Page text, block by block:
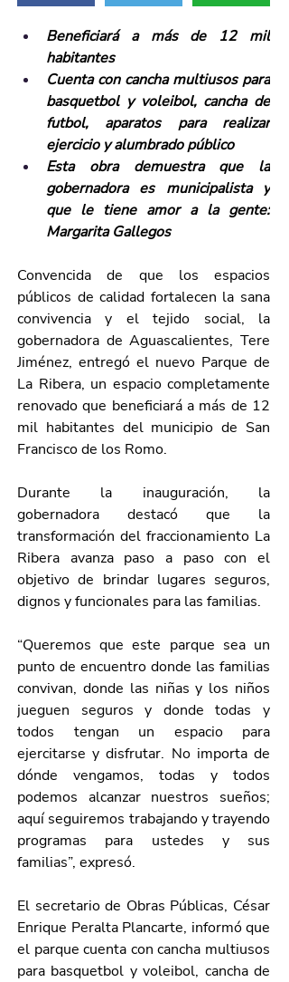
Beneficiará a más de 12 mil
habitantes
Cuenta con cancha multiusos para
basquetbol y voleibol, cancha de
futbol, aparatos para realizar
ejercicio y alumbrado público
Esta obra demuestra que la
gobernadora es municipalista y
que le tiene amor a la gente:
Margarita Gallegos
Convencida de que los espacios
públicos de calidad fortalecen la sana
convivencia y el tejido social, la
gobernadora de Aguascalientes, Tere
Jiménez, entregó el nuevo Parque de
La Ribera, un espacio completamente
renovado que beneficiará a más de 12
mil habitantes del municipio de San
Francisco de los Romo.
Durante la inauguración, la
gobernadora destacó que la
transformación del fraccionamiento La
Ribera avanza paso a paso con el
objetivo de brindar lugares seguros,
dignos y funcionales para las familias.
“Queremos que este parque sea un
punto de encuentro donde las familias
convivan, donde las niñas y los niños
jueguen seguros y donde todas y
todos tengan un espacio para
ejercitarse y disfrutar. No importa de
dónde vengamos, todas y todos
podemos alcanzar nuestros sueños;
aquí seguiremos trabajando y trayendo
programas para ustedes y sus
familias”, expresó.
El secretario de Obras Públicas, César
Enrique Peralta Plancarte, informó que
el parque cuenta con cancha multiusos
para basquetbol y voleibol, cancha de